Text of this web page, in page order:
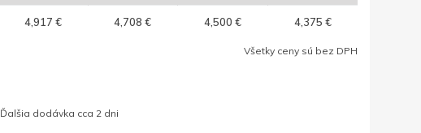
4,917 € 4,708 € 4,500 € 4,375 €
Všetky ceny sú bez DPH
Ďalšia dodávka cca 2 dni